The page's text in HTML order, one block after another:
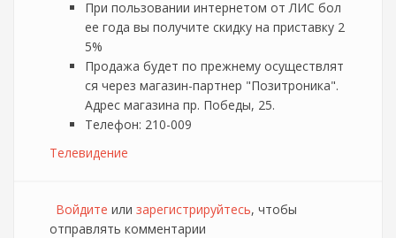
При пользовании интернетом от ЛИС бол
ее года вы получите скидку на приставку 2
5%
Продажа будет по прежнему осуществлят
ся через магазин-партнер "Позитроника".
Адрес магазина пр. Победы, 25.
Телефон: 210-009
Телевидение
Войдите или зарегистрируйтесь, чтобы
отправлять комментарии